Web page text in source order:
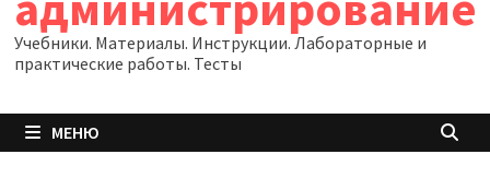
Учебники. Материалы. Инструкции. Лабораторные и
практические работы. Тесты
МЕНЮ